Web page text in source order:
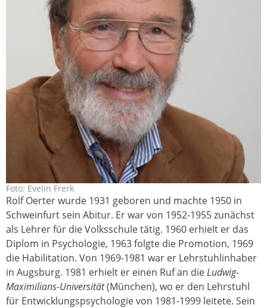
oerter_rolf_online_2011-
revelinfrerk_0318-.jpg
Foto: Evelin Frerk
Rolf Oerter wurde 1931 geboren und machte 1950 in
Schweinfurt sein Abitur. Er war von 1952-1955 zunächst
als Lehrer für die Volksschule tätig. 1960 erhielt er das
Diplom in Psychologie, 1963 folgte die Promotion, 1969
die Habilitation. Von 1969-1981 war er Lehrstuhlinhaber
in Augsburg. 1981 erhielt er einen Ruf an dieLudwig-
Maximilians-Universität(München), wo er den Lehrstuhl
für Entwicklungspsychologie von 1981-1999 leitete. Sein